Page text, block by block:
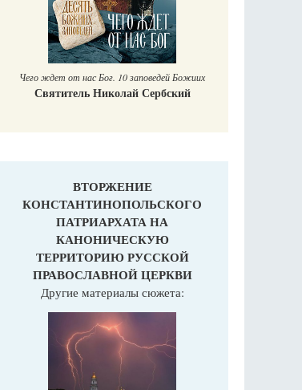
Православный мальчик
Екатерина Баканова
ВТОРЖЕНИЕ
КОНСТАНТИНОПОЛЬСКОГО
ПАТРИАРХАТА НА
КАНОНИЧЕСКУЮ
ТЕРРИТОРИЮ РУССКОЙ
ПРАВОСЛАВНОЙ ЦЕРКВИ
Другие материалы сюжета: